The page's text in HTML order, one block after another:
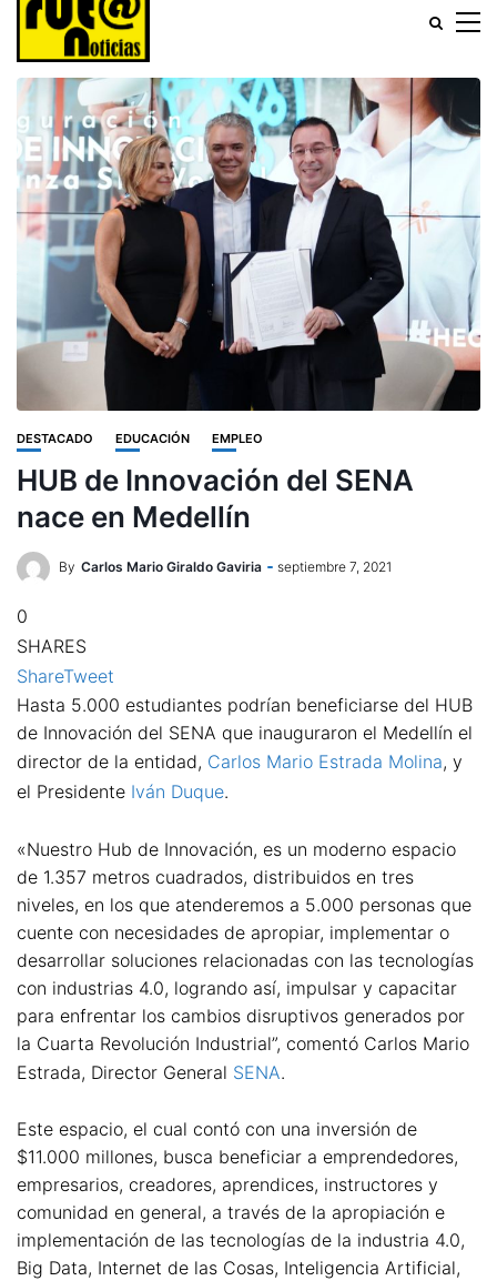
DESTACADO EDUCACIÓN EMPLEO
HUB de Innovación del SENA
nace en Medellín
By Carlos Mario Giraldo Gaviria septiembre 7, 2021
0
SHARES
ShareTweet
Hasta 5.000 estudiantes podrían beneficiarse del HUB
de Innovación del SENA que inauguraron el Medellín el
director de la entidad, Carlos Mario Estrada Molina, y
el Presidente Iván Duque.
«Nuestro Hub de Innovación, es un moderno espacio
de 1.357 metros cuadrados, distribuidos en tres
niveles, en los que atenderemos a 5.000 personas que
cuente con necesidades de apropiar, implementar o
desarrollar soluciones relacionadas con las tecnologías
con industrias 4.0, logrando así, impulsar y capacitar
para enfrentar los cambios disruptivos generados por
la Cuarta Revolución Industrial”, comentó Carlos Mario
Estrada, Director General SENA.
Este espacio, el cual contó con una inversión de
$11.000 millones, busca beneficiar a emprendedores,
empresarios, creadores, aprendices, instructores y
comunidad en general, a través de la apropiación e
implementación de las tecnologías de la industria 4.0,
Big Data, Internet de las Cosas, Inteligencia Artificial,